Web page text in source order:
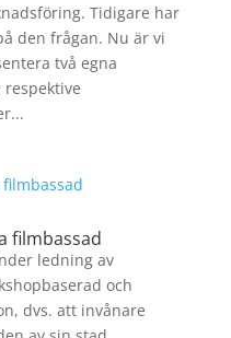
Tidigare har
den frågan. Nu är vi
två egna
filmbassad
ledning av
och
dvs. att invånare